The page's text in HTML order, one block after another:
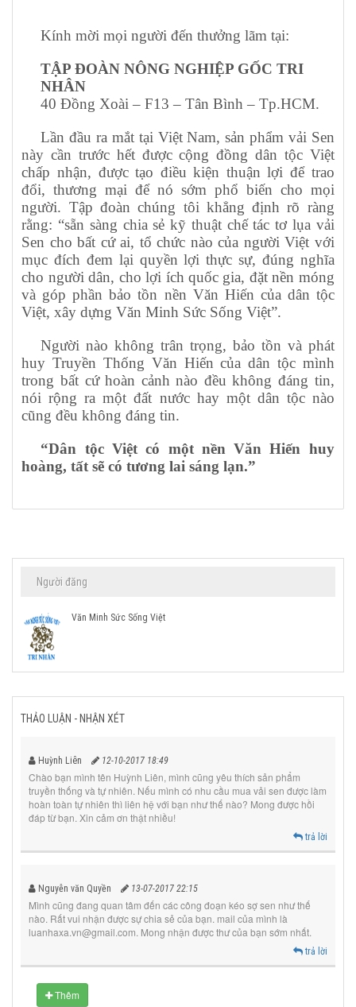
Kính mời mọi người đến thưởng lãm tại:
TẬP ĐOÀN NÔNG NGHIỆP GỐC TRI
NHÂN
40 Đồng Xoài – F13 – Tân Bình – Tp.HCM.
Lần đầu ra mắt tại Việt Nam, sản phẩm vải Sen
này cần trước hết được cộng đồng dân tộc Việt
chấp nhận, được tạo điều kiện thuận lợi để trao
đổi, thương mại để nó sớm phổ biến cho mọi
người. Tập đoàn chúng tôi khẳng định rõ ràng
rằng: “sẵn sàng chia sẻ kỹ thuật chế tác tơ lụa vải
Sen cho bất cứ ai, tổ chức nào của người Việt với
mục đích đem lại quyền lợi thực sự, đúng nghĩa
cho người dân, cho lợi ích quốc gia, đặt nền móng
và góp phần bảo tồn nền Văn Hiến của dân tộc
Việt, xây dựng Văn Minh Sức Sống Việt”.
Người nào không trân trọng, bảo tồn và phát
huy Truyền Thống Văn Hiến của dân tộc mình
trong bất cứ hoàn cảnh nào đều không đáng tin,
nói rộng ra một đất nước hay một dân tộc nào
cũng đều không đáng tin.
“Dân tộc Việt có một nền Văn Hiến huy
hoàng, tất sẽ có tương lai sáng lạn.”
Người đăng
Văn Minh Sức Sống Việt
THẢO LUẬN - NHẬN XÉT
Huỳnh Liên 12-10-2017 18:49
Chào bạn mình tên Huỳnh Liên, mình cũng yêu thích sản phẩm
truyền thống và tự nhiên. Nếu mình có nhu cầu mua vải sen được làm
hoàn toàn tự nhiên thì liên hệ với bạn như thế nào? Mong được hồi
đáp từ bạn. Xin cảm ơn thật nhiều!
trả lời
Nguyễn văn Quyền 13-07-2017 22:15
Mình cũng đang quan tâm đến các công đoạn kéo sợ sen như thế
nào. Rất vui nhận được sự chia sẻ của bạn. mail của mình là
luanhaxa.vn@gmail.com. Mong nhận được thư của bạn sớm nhất.
trả lời
Thêm